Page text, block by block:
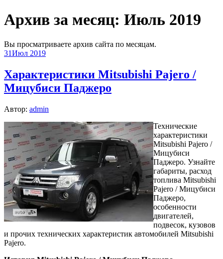
Архив за месяц: Июль 2019
Вы просматриваете архив сайта по месяцам.
31Июл 2019
Характеристики Mitsubishi Pajero /
Мицубиси Паджеро
Автор: admin
Технические
характеристики
Mitsubishi Pajero /
Мицубиси
Паджеро. Узнайте
габариты, расход
топлива Mitsubishi
Pajero / Мицубиси
Паджеро,
особенности
двигателей,
подвесок, кузовов
и прочих технических характеристик автомобилей Mitsubishi
Pajero.